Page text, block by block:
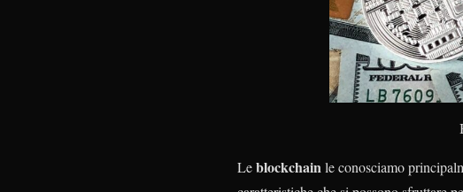
Leblockchain le conosciamo